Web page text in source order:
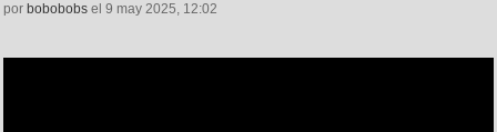
por bobobobs el 9 may 2025, 12:02